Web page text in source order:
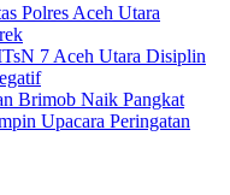
Polres Aceh Utara
7 Aceh Utara Disiplin
Brimob Naik Pangkat
Upacara Peringatan